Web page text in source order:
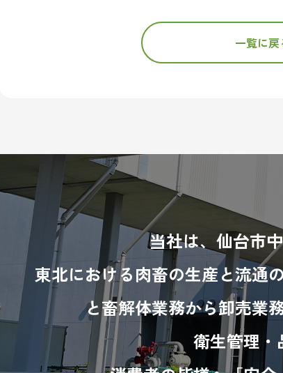
一覧に戻
当社は、仙台市
東北における肉畜の生産と流通
と畜解体業務から卸売業
衛生管理・